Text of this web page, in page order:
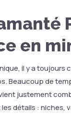
en
il y a
Beaucoup de
justement
détails :